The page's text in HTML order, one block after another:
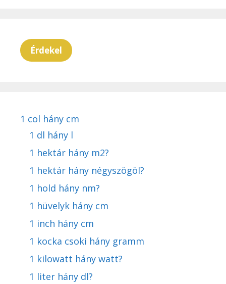
Érdekel
1 col hány cm
1 dl hány l
1 hektár hány m2?
1 hektár hány négyszögöl?
1 hold hány nm?
1 hüvelyk hány cm
1 inch hány cm
1 kocka csoki hány gramm
1 kilowatt hány watt?
1 liter hány dl?